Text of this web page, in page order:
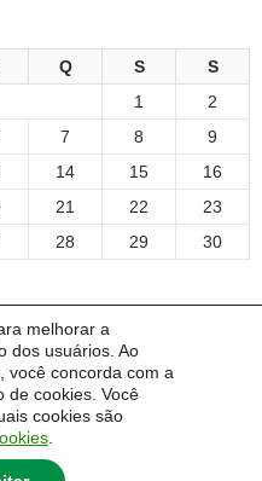
melhorar a
dos usuários. Ao
você concorda com a
de cookies. Você
cookies são
Q S
S
1
2
7 8
9
14 15
16
21 22
23
28 29 30
Olá, mundo!